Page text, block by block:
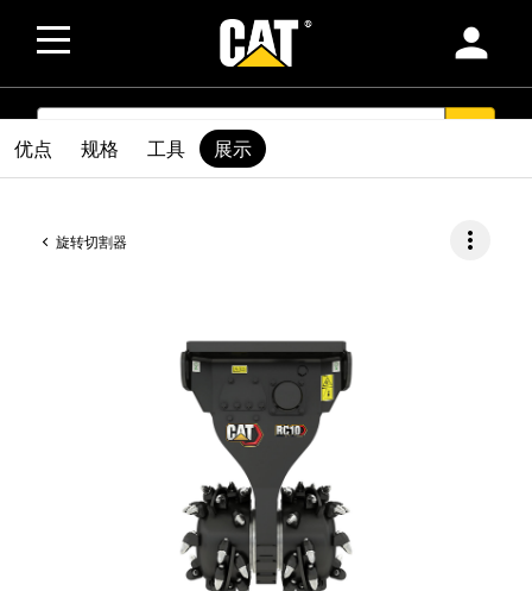
person
SEARCH
旋转切割器 more_vert
优点 规格 工具 展示